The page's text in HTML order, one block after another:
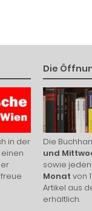
in der
Die
Die
und
sowie jeden
Monat von
Artikel aus
erhältlich.